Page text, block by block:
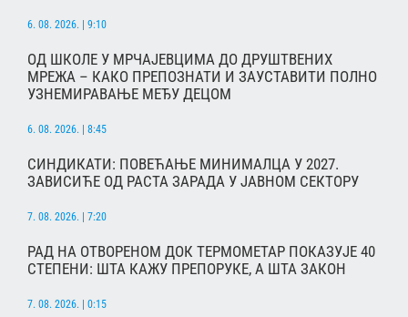
6. 08. 2026. | 9:10
ОД ШКОЛЕ У МРЧАЈЕВЦИМА ДО ДРУШТВЕНИХ
МРЕЖА – КАКО ПРЕПОЗНАТИ И ЗАУСТАВИТИ ПОЛНО
УЗНЕМИРАВАЊЕ МЕЂУ ДЕЦОМ
6. 08. 2026. | 8:45
СИНДИКАТИ: ПОВЕЋАЊЕ МИНИМАЛЦА У 2027.
ЗАВИСИЋЕ ОД РАСТА ЗАРАДА У ЈАВНОМ СЕКТОРУ
7. 08. 2026. | 7:20
РАД НА ОТВОРЕНОМ ДОК ТЕРМОМЕТАР ПОКАЗУЈЕ 40
СТЕПЕНИ: ШТА КАЖУ ПРЕПОРУКЕ, А ШТА ЗАКОН
7. 08. 2026. | 0:15